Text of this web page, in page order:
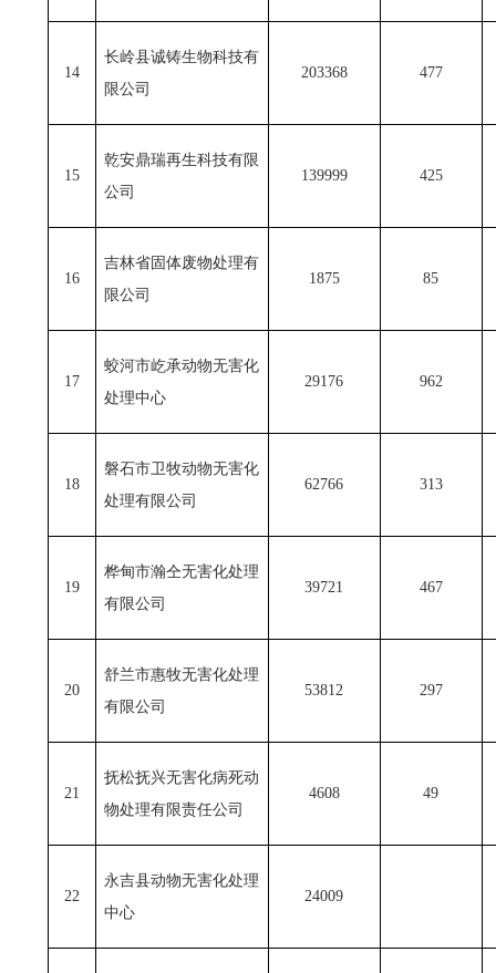
14
长岭县诚铸生物科技有
限公司
203368 477
15
乾安鼎瑞再生科技有限
公司
139999 425
16
吉林省固体废物处理有
限公司
1875 85
17
蛟河市屹承动物无害化
处理中心
29176 962
18
磐石市卫牧动物无害化
处理有限公司
62766 313
19
桦甸市瀚仝无害化处理
有限公司
39721 467
20
舒兰市惠牧无害化处理
有限公司
53812 297
21
抚松抚兴无害化病死动
物处理有限责任公司
4608 49
22
永吉县动物无害化处理
中心
24009